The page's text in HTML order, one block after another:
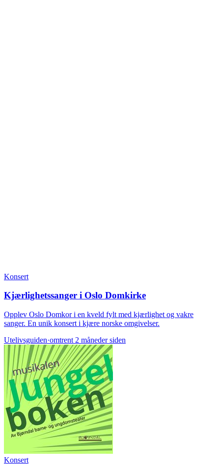
Konsert
Kjærlighetssanger i Oslo Domkirke
Opplev Oslo Domkor i en kveld fylt med kjærlighet og vakre
sanger. En unik konsert i kjære norske omgivelser.
Utelivsguiden·omtrent 2 måneder siden
Konsert